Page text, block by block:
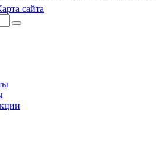
сайта